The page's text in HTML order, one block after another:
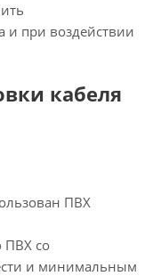
и при воздействии
кабеля
ПВХ
ПВХ со
и минимальным